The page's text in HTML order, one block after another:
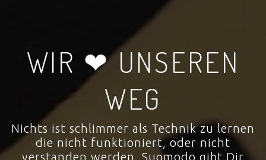
WIR ❤ UNSEREN
WEG
Nichts ist schlimmer als Technik zu lernen
die nicht funktioniert, oder nicht
verstanden werden. Suomodo gibt Dir